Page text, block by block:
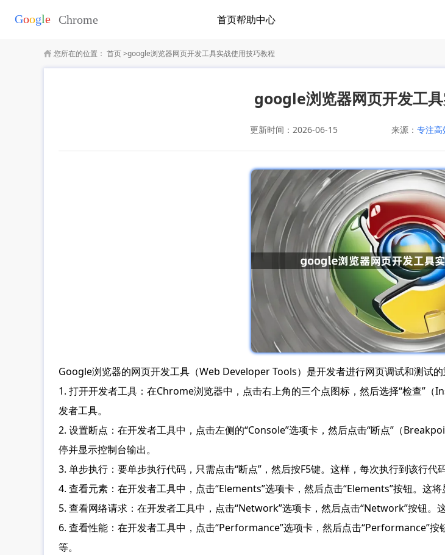
首页帮助中心
您所在的位置： 首页>google浏览器网页开发工具实战使用技巧教程
google浏览器网页开发工
更新时间：2026-06-15 来源： 专注高
Google浏览器的网页开发工具（Web Developer Tools）是开发者进行网页调试和测试
1. 打开开发者工具：在Chrome浏览器中，点击右上角的三个点图标，然后选择“检查”
发者工具。
2. 设置断点：在开发者工具中，点击左侧的“Console”选项卡，然后点击“断点”（
停并显示控制台输出。
3. 单步执行：要单步执行代码，只需点击“断点”，然后按F5键。这样，每次执行到该行代
4. 查看元素：在开发者工具中，点击“Elements”选项卡，然后点击“Elements”按钮。这
5. 查看网络请求：在开发者工具中，点击“Network”选项卡，然后点击“Network”按钮。
6. 查看性能：在开发者工具中，点击“Performance”选项卡，然后点击“Performance”
等。